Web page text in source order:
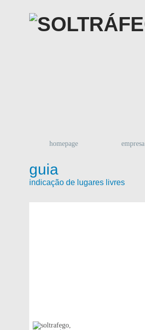
homepage empresa
guia
indicação de lugares livres